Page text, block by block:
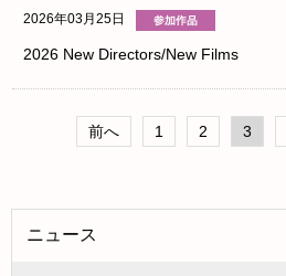
2026年03月25日
2026 New Directors/New Films
前へ 1 2 3
ニュース